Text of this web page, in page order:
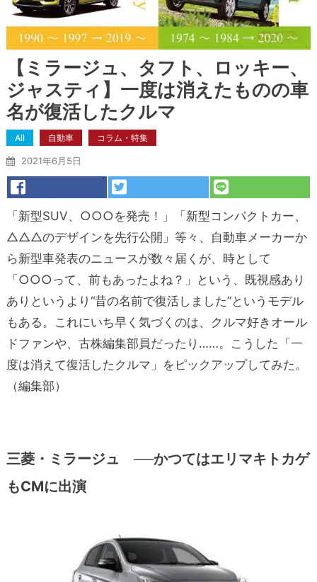
【ミラージュ、タフト、ロッキー、
ジャスティ】一度は消えたものの車
名が復活したクルマ
All 自動車 コラム・特集
2021年6月5日
「新型SUV、○○○を発売！」「新型コンパクトカー、
△△△のデザインを先行公開」等々、自動車メーカーか
ら新型車発表のニュースが数々届くが、時として
「○○○って、前もあったよね？」という、既視感あり
ありというより“昔の名前で復活しました”というモデル
もある。これにいち早く気づくのは、クルマ好きオール
ドファンや、古株編集部員だったり……。こうした「一
度は消えて復活したクルマ」をピックアップしてみた。
（編集部）
三菱・ミラージュ ──かつてはエリマキトカゲ
もCMに出演